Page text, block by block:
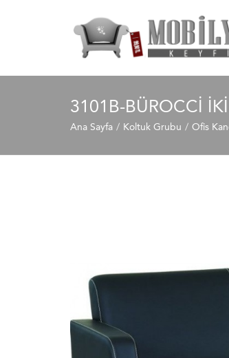
3101B-BÜROCCI
Ana Sayfa Koltuk Grubu Ofis